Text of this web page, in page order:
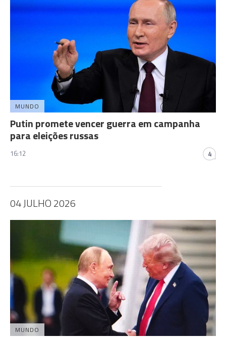
MUNDO
Putin promete vencer guerra em campanha
para eleições russas
16:12 4
04 JULHO 2026
MUNDO